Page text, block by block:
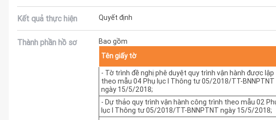
Kết quả thực hiện Quyết định
Thành phần hồ sơ
Bao gồm
Tên giấy tờ
- Tờ trình đề nghị phê duyệt quy trình vận hành được lập
theo mẫu 04 Phụ lục I Thông tư 05/2018/TT-BNNPTNT
ngày 15/5/2018;
- Dự thảo quy trình vận hành công trình theo mẫu 02
lục I Thông tư 05/2018/TT-BNNPTNT ngày 15/5/2018;